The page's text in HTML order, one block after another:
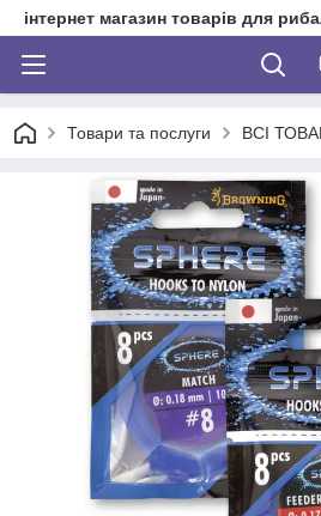
інтернет магазин товарів для
Товари та послуги ВСІ